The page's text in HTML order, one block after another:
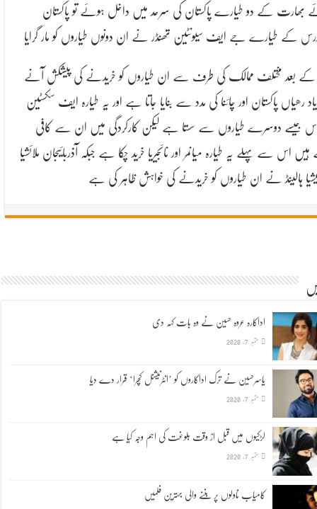
بھارت کے دو طیارے پاکستان کی سرحد میں داخل ہوئے تو پاکستان
کے طیارے جے ایف سیونٹین تھنڈر نے ان دونوں طیاروں کو مار گرایا
بعد مختلف ممالک کی طرف سے ان طیاروں کو خریدنے کی پیشکش آنے
رھیاں پاکستان اور چائنا کی مدد سے بنایا جاتا ہے اور یہ طیارہ ایف سکسٹین
جیسے دوسرے طیاروں سے سستا ہے لیکن کارکردگی میں ان سے کافی
اس سے پہلے یہ طیارہ میانمر اور نائجیریا خرید چکا ہے جبکہ آذربائیجان ملائشیا
ہالینڈ نے ان طیاروں کو خریدنے کی خواہش ظاہر کی ہے
اداکارہ عروہ حسین نے وہ بات کہہ دی
ستمبر 7, 2020
یاسرحسین نے ترک اداکاروں کو ’انٹرنیشنل کچرا‘ قرار دے دیا
ستمبر 7, 2020
لڑکیوں میں قبل از وقت بلوغت کی اہم وجہ کیا ہے
ستمبر 7, 2020
کامیاب ناولوں پر بننے والی بہترین فلمیں